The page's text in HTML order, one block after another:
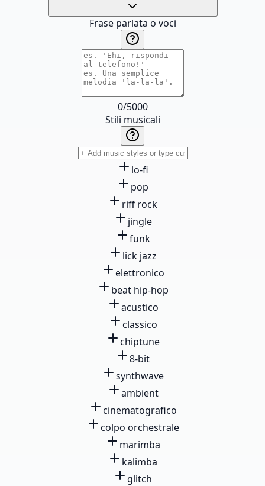
Frase parlata o voci
0/5000
Stili musicali
lo-fi
pop
riff rock
jingle
funk
lick jazz
elettronico
beat hip-hop
acustico
classico
chiptune
8-bit
synthwave
ambient
cinematografico
colpo orchestrale
marimba
kalimba
glitch